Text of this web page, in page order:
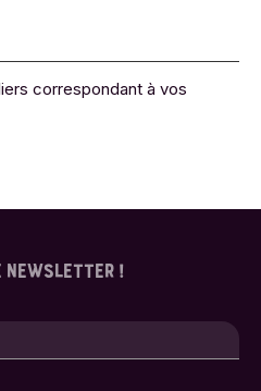
correspondant à vos
NEWSLETTER !